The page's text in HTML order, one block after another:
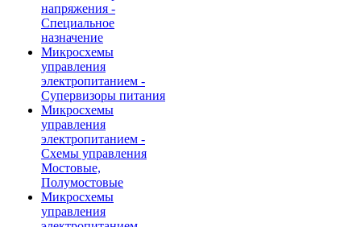
напряжения -
Специальное
назначение
Микросхемы
управления
электропитанием -
Супервизоры питания
Микросхемы
управления
электропитанием -
Схемы управления
Мостовые,
Полумостовые
Микросхемы
управления